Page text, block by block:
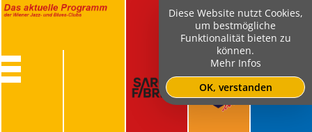
Diese Website nutzt Cookies,
um bestmögliche
Funktionalität bieten zu
können.
Mehr Infos
OK, verstanden